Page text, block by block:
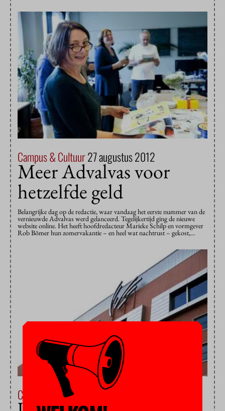
Campus & Cultuur27 augustus 2012
Meer Advalvas voor
hetzelfde geld
Belangrijke dag op de redactie, waar vandaag het eerste nummer van de
vernieuwde Advalvas werd gelanceerd. Tegelijkertijd ging de nieuwe
website online. Het heeft hoofdredacteur Marieke Schilp en vormgever
Rob Bömer hun zomervakantie – en heel wat nachtrust – gekost,…
Campus & Cultuur 23 augustus 2012